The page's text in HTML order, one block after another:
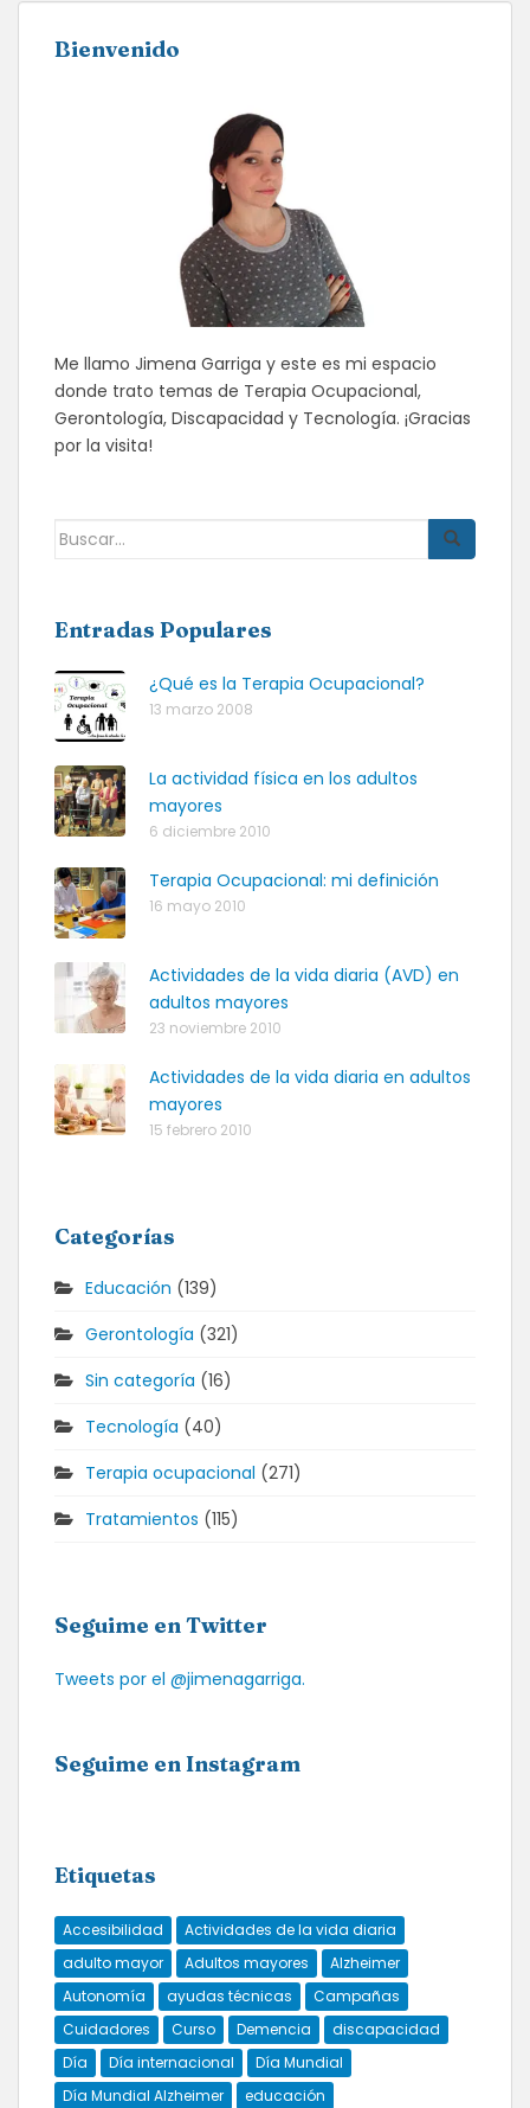
Bienvenido
Me llamo Jimena Garriga y este es mi espacio
donde trato temas de Terapia Ocupacional,
Gerontología, Discapacidad y Tecnología. ¡Gracias
por la visita!
Buscar:
Entradas Populares
¿Qué es la Terapia Ocupacional?
13 marzo 2008
La actividad física en los adultos
mayores
6 diciembre 2010
Terapia Ocupacional: mi definición
16 mayo 2010
Actividades de la vida diaria (AVD) en
adultos mayores
23 noviembre 2010
Actividades de la vida diaria en adultos
mayores
15 febrero 2010
Categorías
Educación (139)
Gerontología (321)
Sin categoría (16)
Tecnología (40)
Terapia ocupacional (271)
Tratamientos (115)
Seguime en Twitter
Tweets por el @jimenagarriga.
Seguime en Instagram
Etiquetas
Accesibilidad
Actividades de la vida diaria
adulto mayor
Adultos mayores
Alzheimer
Autonomía
ayudas técnicas
Campañas
Cuidadores
Curso Demencia
discapacidad
Día
Día internacional
Día Mundial
Día Mundial Alzheimer
educación